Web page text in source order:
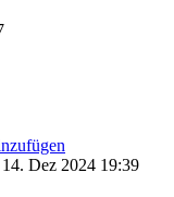
14. Dez 2024 19:39